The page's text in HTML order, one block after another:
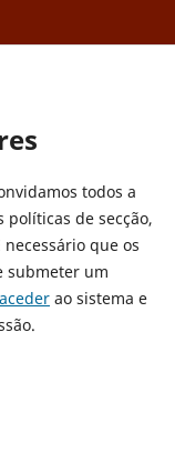
todos a
políticas de secção,
necessário que os
submeter um
acederao sistema e